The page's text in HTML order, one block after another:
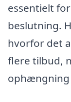
essentielt
beslutning.
hvorfor det
flere tilbud,
ophængning